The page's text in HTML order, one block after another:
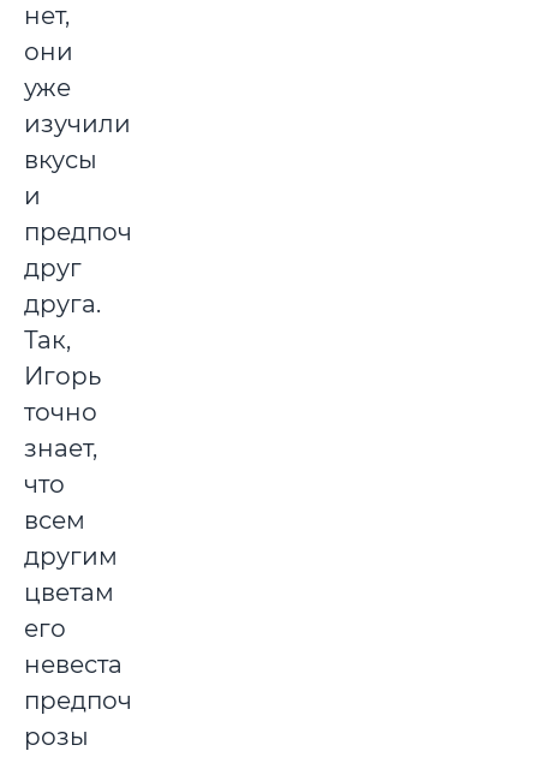
нет,
они
уже
изучили
вкусы
и
предпочтения
друг
друга.
Так,
Игорь
точно
знает,
что
всем
другим
цветам
его
невеста
предпочитает
розы